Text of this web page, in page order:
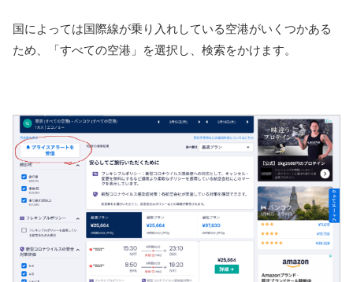
国によっては国際線が乗り入れしている空港がいくつかある
ため、「すべての空港」を選択し、検索をかけます。